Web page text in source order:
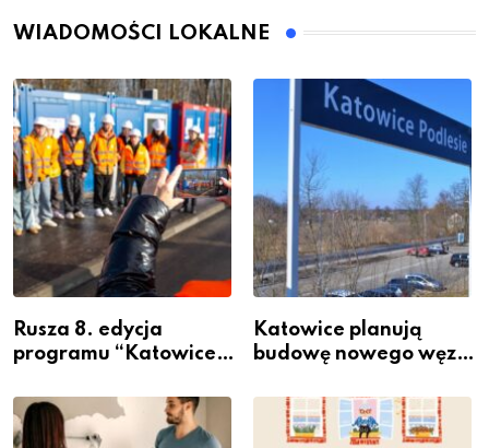
WIADOMOŚCI LOKALNE
Rusza 8. edycja
programu “Katowice
– nabór dla
przedsiębiorców
Katowice planują
budowę nowego węzła
Podlesiu